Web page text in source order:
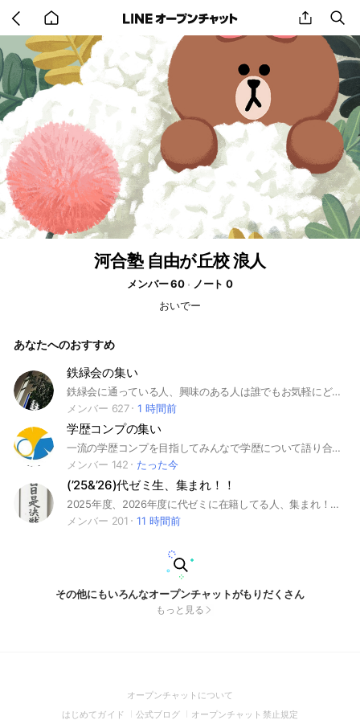
back
to
home
share
河合塾 自由が丘校 浪人
メンバー 60
ノート 0
おいでー
あなたへのおすすめ
鉄緑会の集い
鉄緑会に通っている人、興味のある人は誰でもお気軽にどうぞ #代々木 #南新宿 #新宿
メンバー 627
1 時間前
学歴コンプの集い
一流の学歴コンプを目指してみんなで学歴について語り合いましょう。 大学批判、質問、模試成績イキリ、何でも可。 多方面から多角的に多様性をもって日本の学歴社会を考察しましょう。 #東大 #京大 #東工大 #一橋 #旧帝大 #医学部 #大学入試 #大学受験 #早慶 #上智 #理科大 #GMARCH #関関同立 #日東駒専 #学歴
メンバー 142
たった今
(’25&’26)代ゼミ生、集まれ！！
2025年度、2026年度に代ゼミに在籍してる人、集まれ！！ 予習とか、授業とかについて話し合お！ 参加者の校舎は、北は札幌校、南は福岡校まで、全校舎います！！多分！笑 ※参加は、代ゼミ生限定です！ ※2025年度用に作りましたが、2026年度の大学受験科生の参加も大歓迎です！！同期だけでなく、代ゼミOBなどにも質問できます！ ※代ゼミの周りの友達に、このオープンチャットの存在を広めて下さい！！参加人数が多い方が、盛り上がるし情報共有がスムーズに行えるので！ ー2025年度 代ゼミ大学受験科生の方へ 1年間、このオープンチャットへのご参加ありがとうございました。このチャットを作った目的である、「全国規模での情報交換」は概ね達成できたと思っています。しかし、代ゼミを卒業しても、このチャットは抜けないでいて欲しいと思っています。なぜなら、代ゼミの後輩にも情報を提供して欲しいからです。1年間、模試の時間割や講師についての情報など、「このチャットに入っていて良かった！」と思える瞬間がきっとあったと思います。代ゼミ大学受験科の後輩にもその瞬間を提供してあげたいと考えています。また、このチャットは受験生同士で切磋琢磨できるという環境でもあるので、存分に後輩に味わってもらうためにも、退会しないで欲しいです！お願いします🙇 「代ゼミ生、集まれ！！」管理者(’25代々木ゼミナール大阪南校OB)
メンバー 201
11 時間前
その他にもいろんなオープンチャットがもりだくさん
もっと見る
オープンチャットについて
in
はじめてガイド (Open
公式ブログ (Open
オープンチャット禁止規定(Open